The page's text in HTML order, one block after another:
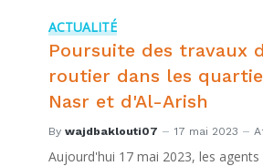
ACTUALITÉ
Poursuite des travaux
routier dans les
Nasr et d'Al-Arish
By wajdbaklouti07 17 mai 2023
Aujourd'hui 17 mai 2023, les